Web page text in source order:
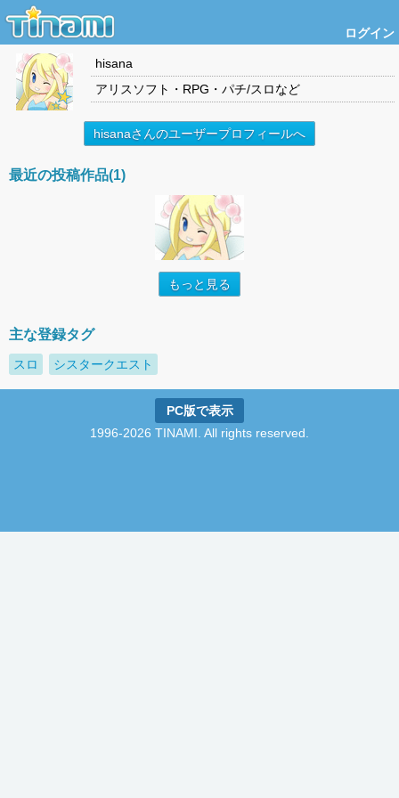
ログイン
hisana
アリスソフト・RPG・パチ/スロなど
hisanaさんのユーザープロフィールへ
最近の投稿作品(1)
もっと見る
主な登録タグ
スロ シスタークエスト
PC版で表示
1996-2026 TINAMI. All rights reserved.